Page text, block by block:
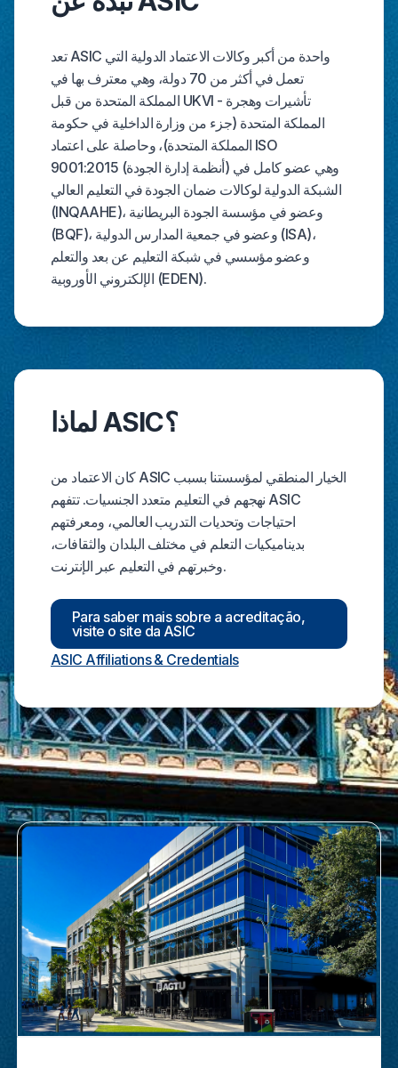
تعد ASIC واحدة من أكبر وكالات الاعتماد الدولية التي
تعمل في أكثر من 70 دولة، وهي معترف بها في
المملكة المتحدة من قبل UKVI - تأشيرات وهجرة
المملكة المتحدة (جزء من وزارة الداخلية في حكومة
المملكة المتحدة)، وحاصلة على اعتماد ISO
9001:2015 (أنظمة إدارة الجودة) وهي عضو كامل في
الشبكة الدولية لوكالات ضمان الجودة في التعليم العالي
(INQAAHE)، وعضو في مؤسسة الجودة البريطانية
(BQF)، وعضو في جمعية المدارس الدولية (ISA)،
وعضو مؤسسي في شبكة التعليم عن بعد والتعلم
الإلكتروني الأوروبية (EDEN).
لماذا ASIC؟
كان الاعتماد من ASIC الخيار المنطقي لمؤسستنا بسبب
نهجهم في التعليم متعدد الجنسيات. تتفهم ASIC
احتياجات وتحديات التدريب العالمي، ومعرفتهم
بديناميكيات التعلم في مختلف البلدان والثقافات،
وخبرتهم في التعليم عبر الإنترنت.
Para saber mais sobre a acreditação,
visite o site da ASIC
ASIC Affiliations & Credentials